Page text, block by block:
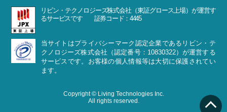
リビン・テクノロジーズ株式会社（東証グロース上場）が運営す
るサービスです 証券コード：4445
当サイトはプライバシーマーク認定企業であるリビン・テ
クノロジーズ株式会社（認定番号：10830322）が運営する
サービスです。お客様の個人情報等は大切に保護されてい
ます。
Copyright © Living Technologies Inc.
All rights reserved.